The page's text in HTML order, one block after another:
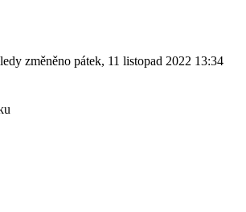
změněno pátek, 11 listopad 2022 13:34